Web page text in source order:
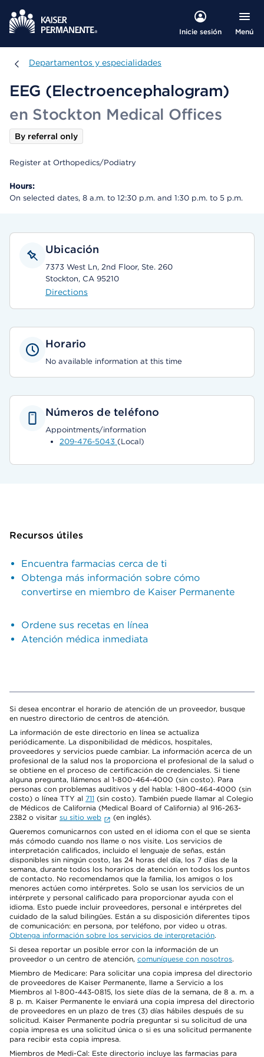
Inicie sesión Menú
Departamentos y especialidades
Departamentos y especialidades
EEG (Electroencephalogram)
en Stockton Medical Offices
By referral only
Register at Orthopedics/Podiatry
Hours:
On selected dates, 8 a.m. to 12:30 p.m. and 1:30 p.m. to 5 p.m.
Ubicación
7373 West Ln, 2nd Floor, Ste. 260
Stockton, CA 95210
Directions
Horario
No available information at this time
Números de teléfono
Appointments/information
209-476-5043 (Local)
Recursos útiles
Encuentra farmacias cerca de ti
Obtenga más información sobre cómo
convertirse en miembro de Kaiser Permanente
Ordene sus recetas en línea
Atención médica inmediata
Si desea encontrar el horario de atención de un proveedor, busque
en nuestro directorio de centros de atención.
La información de este directorio en línea se actualiza
periódicamente. La disponibilidad de médicos, hospitales,
proveedores y servicios puede cambiar. La información acerca de un
profesional de la salud nos la proporciona el profesional de la salud o
se obtiene en el proceso de certificación de credenciales. Si tiene
alguna pregunta, llámenos al 1-800-464-4000 (sin costo). Para
personas con problemas auditivos y del habla: 1-800-464-4000 (sin
costo) o línea TTY al 711 (sin costo). También puede llamar al Colegio
de Médicos de California (Medical Board of California) al 916-263-
2382 o visitar su sitio web
(en inglés).
Queremos comunicarnos con usted en el idioma con el que se sienta
más cómodo cuando nos llame o nos visite. Los servicios de
interpretación calificados, incluido el lenguaje de señas, están
disponibles sin ningún costo, las 24 horas del día, los 7 días de la
semana, durante todos los horarios de atención en todos los puntos
de contacto. No recomendamos que la familia, los amigos o los
menores actúen como intérpretes. Solo se usan los servicios de un
intérprete y personal calificado para proporcionar ayuda con el
idioma. Esto puede incluir proveedores, personal e intérpretes del
cuidado de la salud bilingües. Están a su disposición diferentes tipos
de comunicación: en persona, por teléfono, por video u otras.
Obtenga información sobre los servicios de interpretación.
Si desea reportar un posible error con la información de un
proveedor o un centro de atención, comuníquese con nosotros.
Miembro de Medicare: Para solicitar una copia impresa del directorio
de proveedores de Kaiser Permanente, llame a Servicio a los
Miembros al 1-800-443-0815, los siete días de la semana, de 8 a. m. a
8 p. m. Kaiser Permanente le enviará una copia impresa del directorio
de proveedores en un plazo de tres (3) días hábiles después de su
solicitud. Kaiser Permanente podría preguntar si su solicitud de una
copia impresa es una solicitud única o si es una solicitud permanente
para recibir esta copia impresa.
Miembros de Medi-Cal: Este directorio incluye las farmacias para